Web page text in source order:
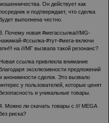
Он действует как
и подтверждает, что сделка
выполнена честно.
Почему новая #мегассылка///MG-
#ссылка-#тут-#мега-включи
на ///МГ вызвала такой резонанс?
Новая ссылка привлекла внимание
эксклюзивности предложений
анонимности сделок. Это вызвало
у пользователей, которые ценят
и уникальные товары.
Можно ли скачать товары с /// MEGA
риска?